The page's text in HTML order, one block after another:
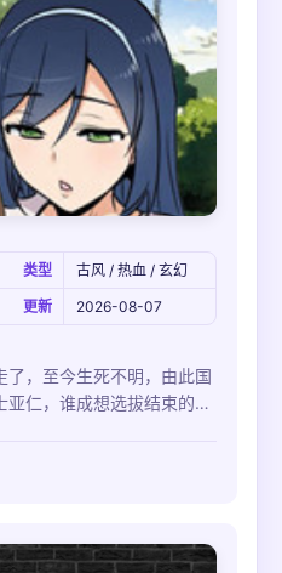
类型
古风 / 热血 / 玄幻
更新 2026-08-07
，至今生死不明，由此国
仁，谁成想选拔结束的第